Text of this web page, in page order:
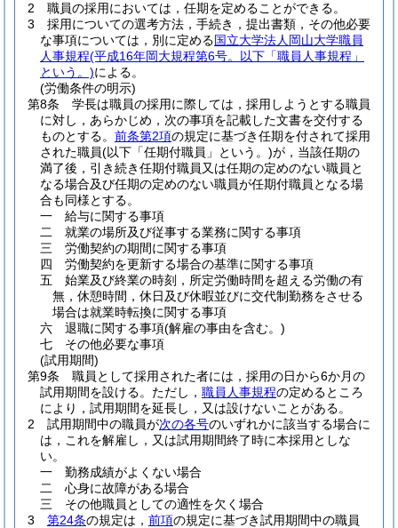
2
職員の採用においては，任期を定めることができる。
3
採用についての選考方法，手続き，提出書類，その他必要
な事項については，別に定める国立大学法人岡山大学職員
人事規程(平成16年岡大規程第6号。以下「職員人事規程」
という。)による。
(労働条件の明示)
第8条
学長は職員の採用に際しては，採用しようとする職員
に対し，あらかじめ，次の事項を記載した文書を交付する
ものとする。 前条第2項の規定に基づき任期を付されて採用
された職員(以下「任期付職員」という。)が，当該任期の
満了後，引き続き任期付職員又は任期の定めのない職員と
なる場合及び任期の定めのない職員が任期付職員となる場
合も同様とする。
一
給与に関する事項
二
就業の場所及び従事する業務に関する事項
三
労働契約の期間に関する事項
四
労働契約を更新する場合の基準に関する事項
五
始業及び終業の時刻，所定労働時間を超える労働の有
無，休憩時間，休日及び休暇並びに交代制勤務をさせる
場合は就業時転換に関する事項
六
退職に関する事項(解雇の事由を含む。)
七
その他必要な事項
(試用期間)
第9条
職員として採用された者には，採用の日から6か月の
試用期間を設ける。 ただし， 職員人事規程の定めるところ
により，試用期間を延長し，又は設けないことがある。
2
試用期間中の職員が次の各号のいずれかに該当する場合に
は，これを解雇し，又は試用期間終了時に本採用としな
い。
一
勤務成績がよくない場合
二
心身に故障がある場合
三
その他職員としての適性を欠く場合
3
第24条の規定は， 前項の規定に基づき試用期間中の職員